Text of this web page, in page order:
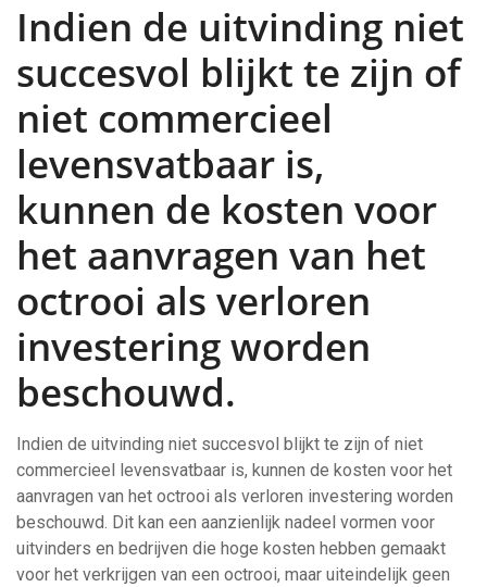
Indien de uitvinding niet
succesvol blijkt te zijn of
niet commercieel
levensvatbaar is,
kunnen de kosten voor
het aanvragen van het
octrooi als verloren
investering worden
beschouwd.
Indien de uitvinding niet succesvol blijkt te zijn of niet
commercieel levensvatbaar is, kunnen de kosten voor het
aanvragen van het octrooi als verloren investering worden
beschouwd. Dit kan een aanzienlijk nadeel vormen voor
uitvinders en bedrijven die hoge kosten hebben gemaakt
voor het verkrijgen van een octrooi, maar uiteindelijk geen